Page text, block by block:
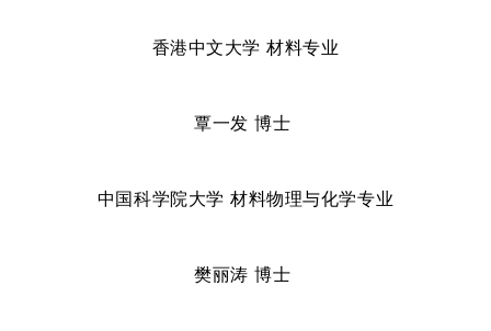
香港中文大学 材料专业
覃一发 博士
中国科学院大学 材料物理与化学专业
樊丽涛 博士